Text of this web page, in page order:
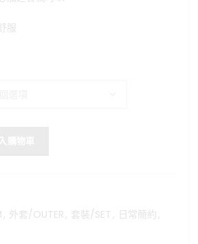
服
外套+顯瘦刷絨寬褲套裝 數量
, 外套/OUTER , 套裝/SET , 日常簡約 ,